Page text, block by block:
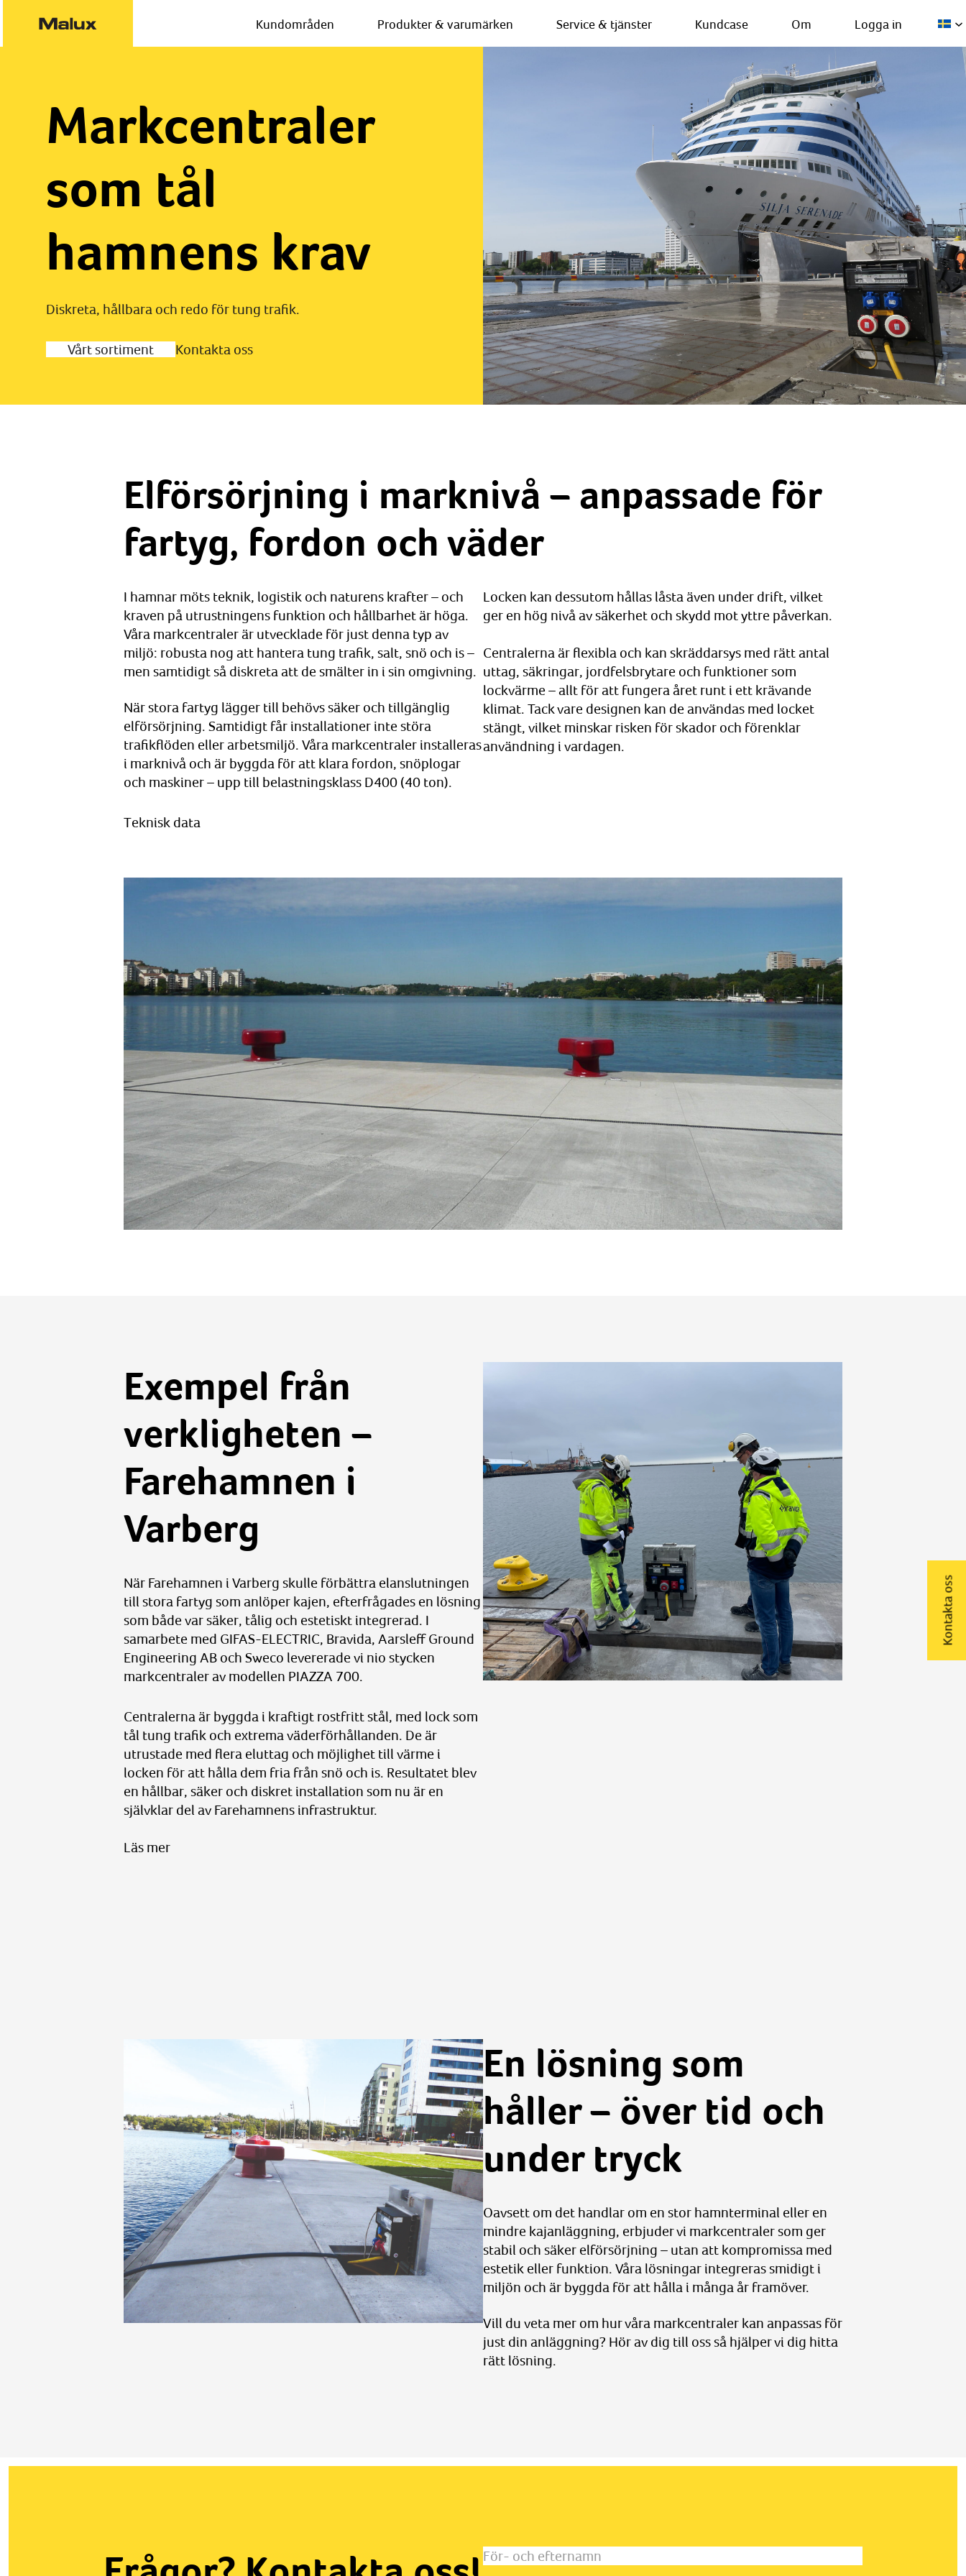
Kundområden Produkter & varumärken Service & tjänster Kundcase Om Logga in
Markcentraler
som tål
hamnens krav
Diskreta, hållbara och redo för tung trafik.
Vårt sortiment Kontakta oss
Elförsörjning i marknivå – anpassade för
fartyg, fordon och väder
I hamnar möts teknik, logistik och naturens krafter – och
kraven på utrustningens funktion och hållbarhet är höga.
Våra markcentraler är utvecklade för just denna typ av
miljö: robusta nog att hantera tung trafik, salt, snö och is –
men samtidigt så diskreta att de smälter in i sin omgivning.
När stora fartyg lägger till behövs säker och tillgänglig
elförsörjning. Samtidigt får installationer inte störa
trafikflöden eller arbetsmiljö. Våra markcentraler installeras
i marknivå och är byggda för att klara fordon, snöplogar
och maskiner – upp till belastningsklass D400 (40 ton).
Locken kan dessutom hållas låsta även under drift, vilket
ger en hög nivå av säkerhet och skydd mot yttre påverkan.
Centralerna är flexibla och kan skräddarsys med rätt antal
uttag, säkringar, jordfelsbrytare och funktioner som
lockvärme – allt för att fungera året runt i ett krävande
klimat. Tack vare designen kan de användas med locket
stängt, vilket minskar risken för skador och förenklar
användning i vardagen.
Teknisk data
Exempel från
verkligheten –
Farehamnen i
Varberg
När Farehamnen i Varberg skulle förbättra elanslutningen
till stora fartyg som anlöper kajen, efterfrågades en lösning
som både var säker, tålig och estetiskt integrerad. I
samarbete med GIFAS-ELECTRIC, Bravida, Aarsleff Ground
Engineering AB och Sweco levererade vi nio stycken
markcentraler av modellen PIAZZA 700.
Centralerna är byggda i kraftigt rostfritt stål, med lock som
tål tung trafik och extrema väderförhållanden. De är
utrustade med flera eluttag och möjlighet till värme i
locken för att hålla dem fria från snö och is. Resultatet blev
en hållbar, säker och diskret installation som nu är en
självklar del av Farehamnens infrastruktur.
Läs mer
En lösning som
håller – över tid och
under tryck
Oavsett om det handlar om en stor hamnterminal eller en
mindre kajanläggning, erbjuder vi markcentraler som ger
stabil och säker elförsörjning – utan att kompromissa med
estetik eller funktion. Våra lösningar integreras smidigt i
miljön och är byggda för att hålla i många år framöver.
Vill du veta mer om hur våra markcentraler kan anpassas för
just din anläggning? Hör av dig till oss så hjälper vi dig hitta
rätt lösning.
För-
Kontakta oss